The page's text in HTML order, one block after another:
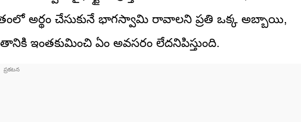
అర్థం చేసుకునే భాగస్వామి రావాలని ప్రతి ఒక్క అబ్బాయి,
ఇంతకుమించి ఏం అవసరం లేదనిపిస్తుంది.